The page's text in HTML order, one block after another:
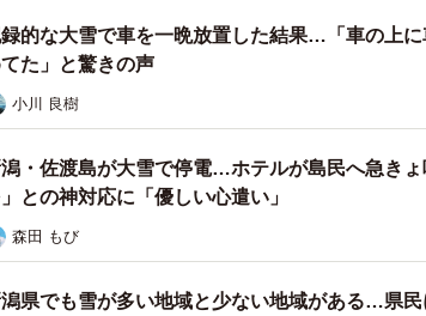
に聞いた19日の状況
19日の雪の状況は
が降り始め、退社した20時頃には膝の高さほ
たのですが、その頃もう既に道路状況が悪化し
やホテル周辺でもタクシーが来れないなどの混
は勇気のいる発信です
的な大雪で車を一晩放置した結果…「車の上
た」と驚きの声
小川 良樹
・佐渡島が大雪で停電…ホテルが島民へ急き
との神対応に「優しい心遣い」
森田 もび
県でも雪が多い地域と少ない地域がある…県